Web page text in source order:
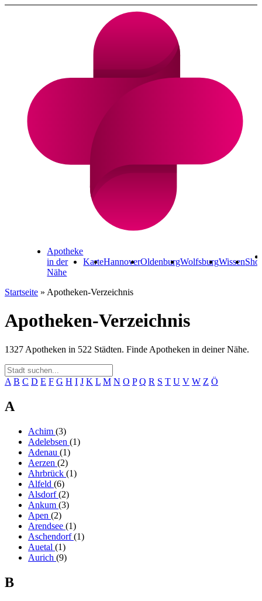
Apotheke
in der
Nähe
KarteHannoverOldenburgWolfsburgWissen
Startseite » Apotheken-Verzeichnis
Apotheken-Verzeichnis
1327 Apotheken in 522 Städten. Finde Apotheken in deiner Nähe.
A B C D E F G H I J K L M N O P Q R S T U V W Z Ö
A
Achim (3)
Adelebsen (1)
Adenau (1)
Aerzen (2)
Ahrbrück (1)
Alfeld (6)
Alsdorf(2)
Ankum (3)
Apen (2)
Arendsee (1)
Aschendorf(1)
Auetal (1)
Aurich (9)
B
Cannabis Rezept & Blüten